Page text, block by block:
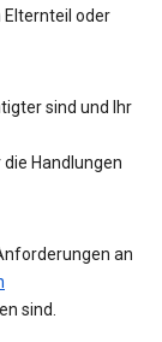
oder
sind und Ihr
Handlungen
an
sind.